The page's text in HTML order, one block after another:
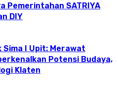
Pemerintahan SATRIYA
DIY
I Upit: Merawat
Potensi Budaya,
Klaten